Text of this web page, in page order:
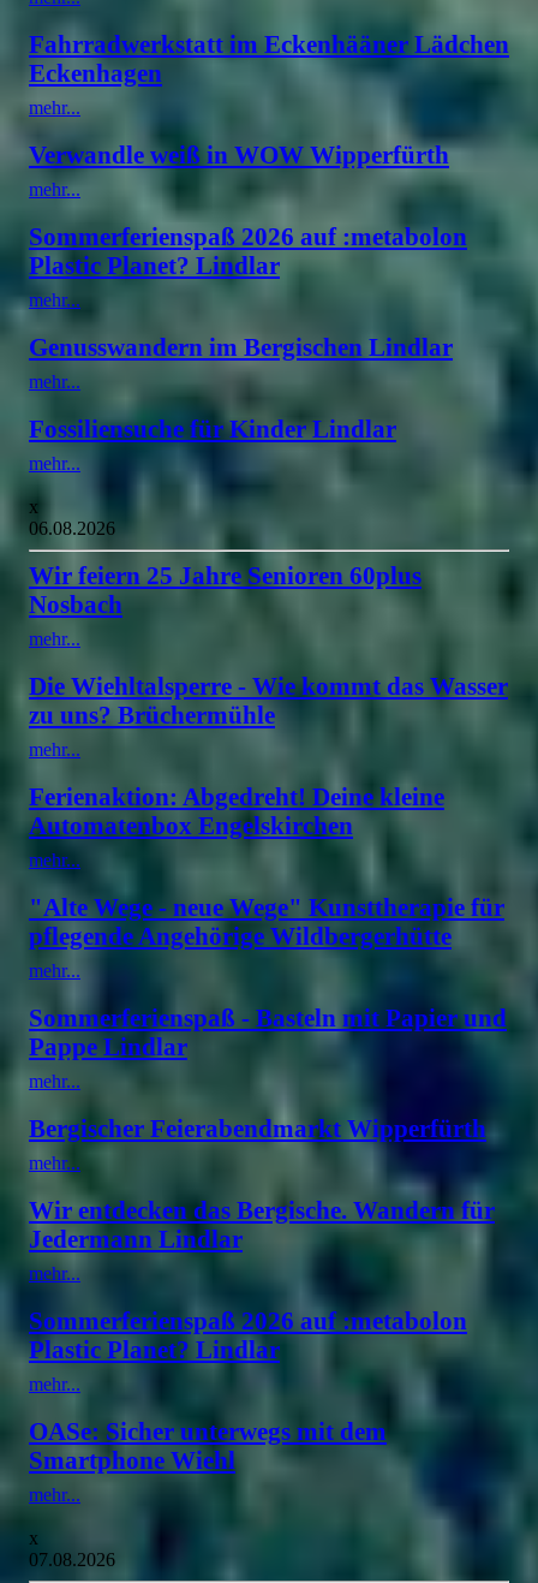
Fahrradwerkstatt im Eckenhääner Lädchen
Eckenhagen
mehr...
Verwandle weiß in WOW Wipperfürth
mehr...
Sommerferienspaß 2026 auf :metabolon
Plastic Planet? Lindlar
mehr...
Genusswandern im Bergischen Lindlar
mehr...
Fossiliensuche für Kinder Lindlar
mehr...
x
06.08.2026
Wir feiern 25 Jahre Senioren 60plus
Nosbach
mehr...
Die Wiehltalsperre - Wie kommt das Wasser
zu uns? Brüchermühle
mehr...
Ferienaktion: Abgedreht! Deine kleine
Automatenbox Engelskirchen
mehr...
"Alte Wege - neue Wege" Kunsttherapie für
pflegende Angehörige Wildbergerhütte
mehr...
Sommerferienspaß - Basteln mit Papier und
Pappe Lindlar
mehr...
Bergischer Feierabendmarkt Wipperfürth
mehr...
Wir entdecken das Bergische. Wandern für
Jedermann Lindlar
mehr...
Sommerferienspaß 2026 auf :metabolon
Plastic Planet? Lindlar
mehr...
OASe: Sicher unterwegs mit dem
Smartphone Wiehl
mehr...
x
07.08.2026